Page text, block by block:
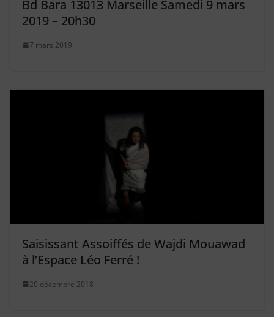
Bd Bara 13013 Marseille Samedi 9 mars
2019 – 20h30
7 mars 2019
Saisissant Assoiffés de Wajdi Mouawad
à l’Espace Léo Ferré !
20 décembre 2018